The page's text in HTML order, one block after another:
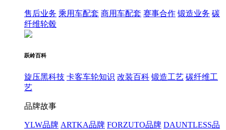
售后业务 乘用车配套 商用车配套 赛事合作 锻造业务 碳
纤维轮毂
跃岭百科
旋压黑科技 卡客车轮知识 改装百科 锻造工艺 碳纤维工
艺
品牌故事
YLW品牌 ARTKA品牌 FORZUTO品牌 DAUNTLESS品